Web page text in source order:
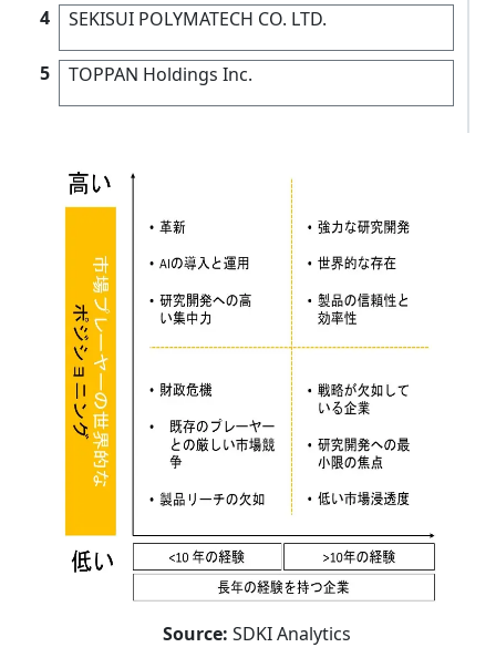
4 SEKISUI POLYMATECH CO. LTD.
5 TOPPAN Holdings Inc.
Source: SDKI Analytics